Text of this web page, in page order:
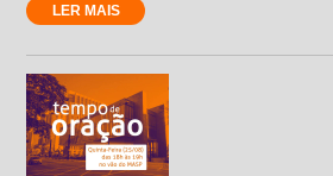
LER MAIS